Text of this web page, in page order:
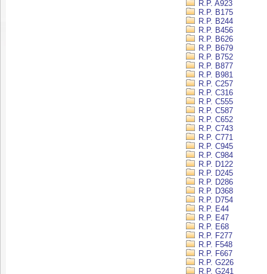
R.P. A923
R.P. B175
R.P. B244
R.P. B456
R.P. B626
R.P. B679
R.P. B752
R.P. B877
R.P. B981
R.P. C257
R.P. C316
R.P. C555
R.P. C587
R.P. C652
R.P. C743
R.P. C771
R.P. C945
R.P. C984
R.P. D122
R.P. D245
R.P. D286
R.P. D368
R.P. D754
R.P. E44
R.P. E47
R.P. E68
R.P. F277
R.P. F548
R.P. F667
R.P. G226
R.P. G241